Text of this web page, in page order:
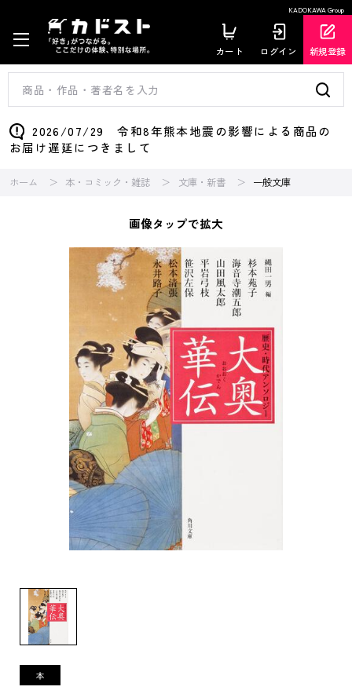
KADOKAWA Group
カート ログイン 新規登録
2026/07/29 令和8年熊本地震の影響による商品の
お届け遅延につきまして
ホーム 本・コミック・雑誌 文庫・新書 一般文庫
画像タップで拡大